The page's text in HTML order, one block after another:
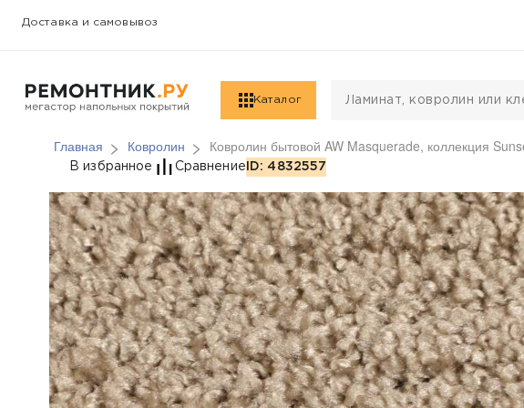
Доставка и самовывоз
Каталог
Главная Ковролин Ковролин бытовой AW Masquerade, коллекция
Ковролин бытовой AW
В избранное Сравнение ID: 4832557